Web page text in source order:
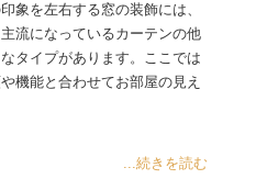
象を左右する窓の装飾には、
流になっているカーテンの他
タイプがあります。ここでは
機能と合わせてお部屋の見え
...続きを読む